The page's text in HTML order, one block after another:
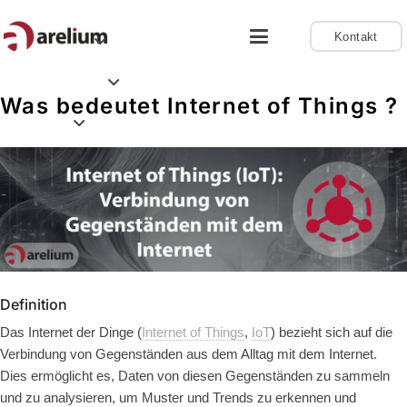
Kontakt
Was bedeutet Internet of Things ?
Definition
Das Internet der Dinge (Internet of Things, IoT) bezieht sich auf die
Verbindung von Gegenständen aus dem Alltag mit dem Internet.
Dies ermöglicht es, Daten von diesen Gegenständen zu sammeln
und zu analysieren, um Muster und Trends zu erkennen und